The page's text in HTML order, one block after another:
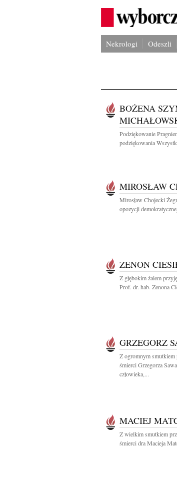
Nekrologi Odeszli
BOŻENA
Podziękowanie
podziękowania
MIROSŁAW
Mirosław Chojecki
opozycji
ZENON
Z głębokim żalem
Prof. dr. hab. Zenona
GRZEGORZ
Z ogromnym
śmierci Grzegorza
człowieka,...
MACIEJ
Z wielkim smutkiem
śmierci dra Macieja